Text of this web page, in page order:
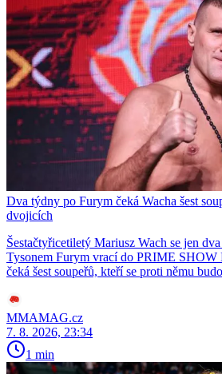
Dva týdny po Furym čeká Wacha šest
dvojicích
Šestačtyřicetiletý Mariusz Wach se jen
Tysonem Furym vrací do PRIME
čeká šest soupeřů, kteří se proti němu
MMAMAG.cz
7. 8. 2026, 23:34
1 min